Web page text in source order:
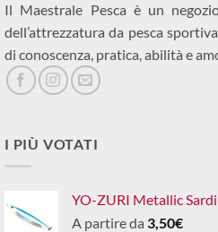
Il Maestrale Pesca è un
dell’attrezzatura da pesca
di conoscenza, pratica, abilità e
I PIÙ VOTATI
YO-ZURI Metallic
A partire da 3,50€